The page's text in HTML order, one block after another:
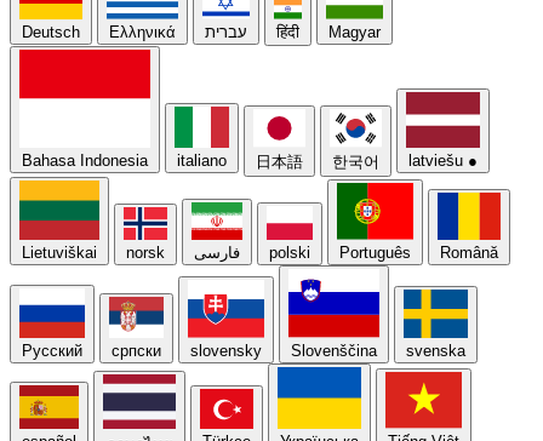
Deutsch Ελληνικά עברית हिंदी Magyar
Bahasa Indonesia italiano 日本語 한국어 latviešu ●
Lietuviškai norsk فارسی polski Português Română
Русский српски slovensky Slovenščina svenska